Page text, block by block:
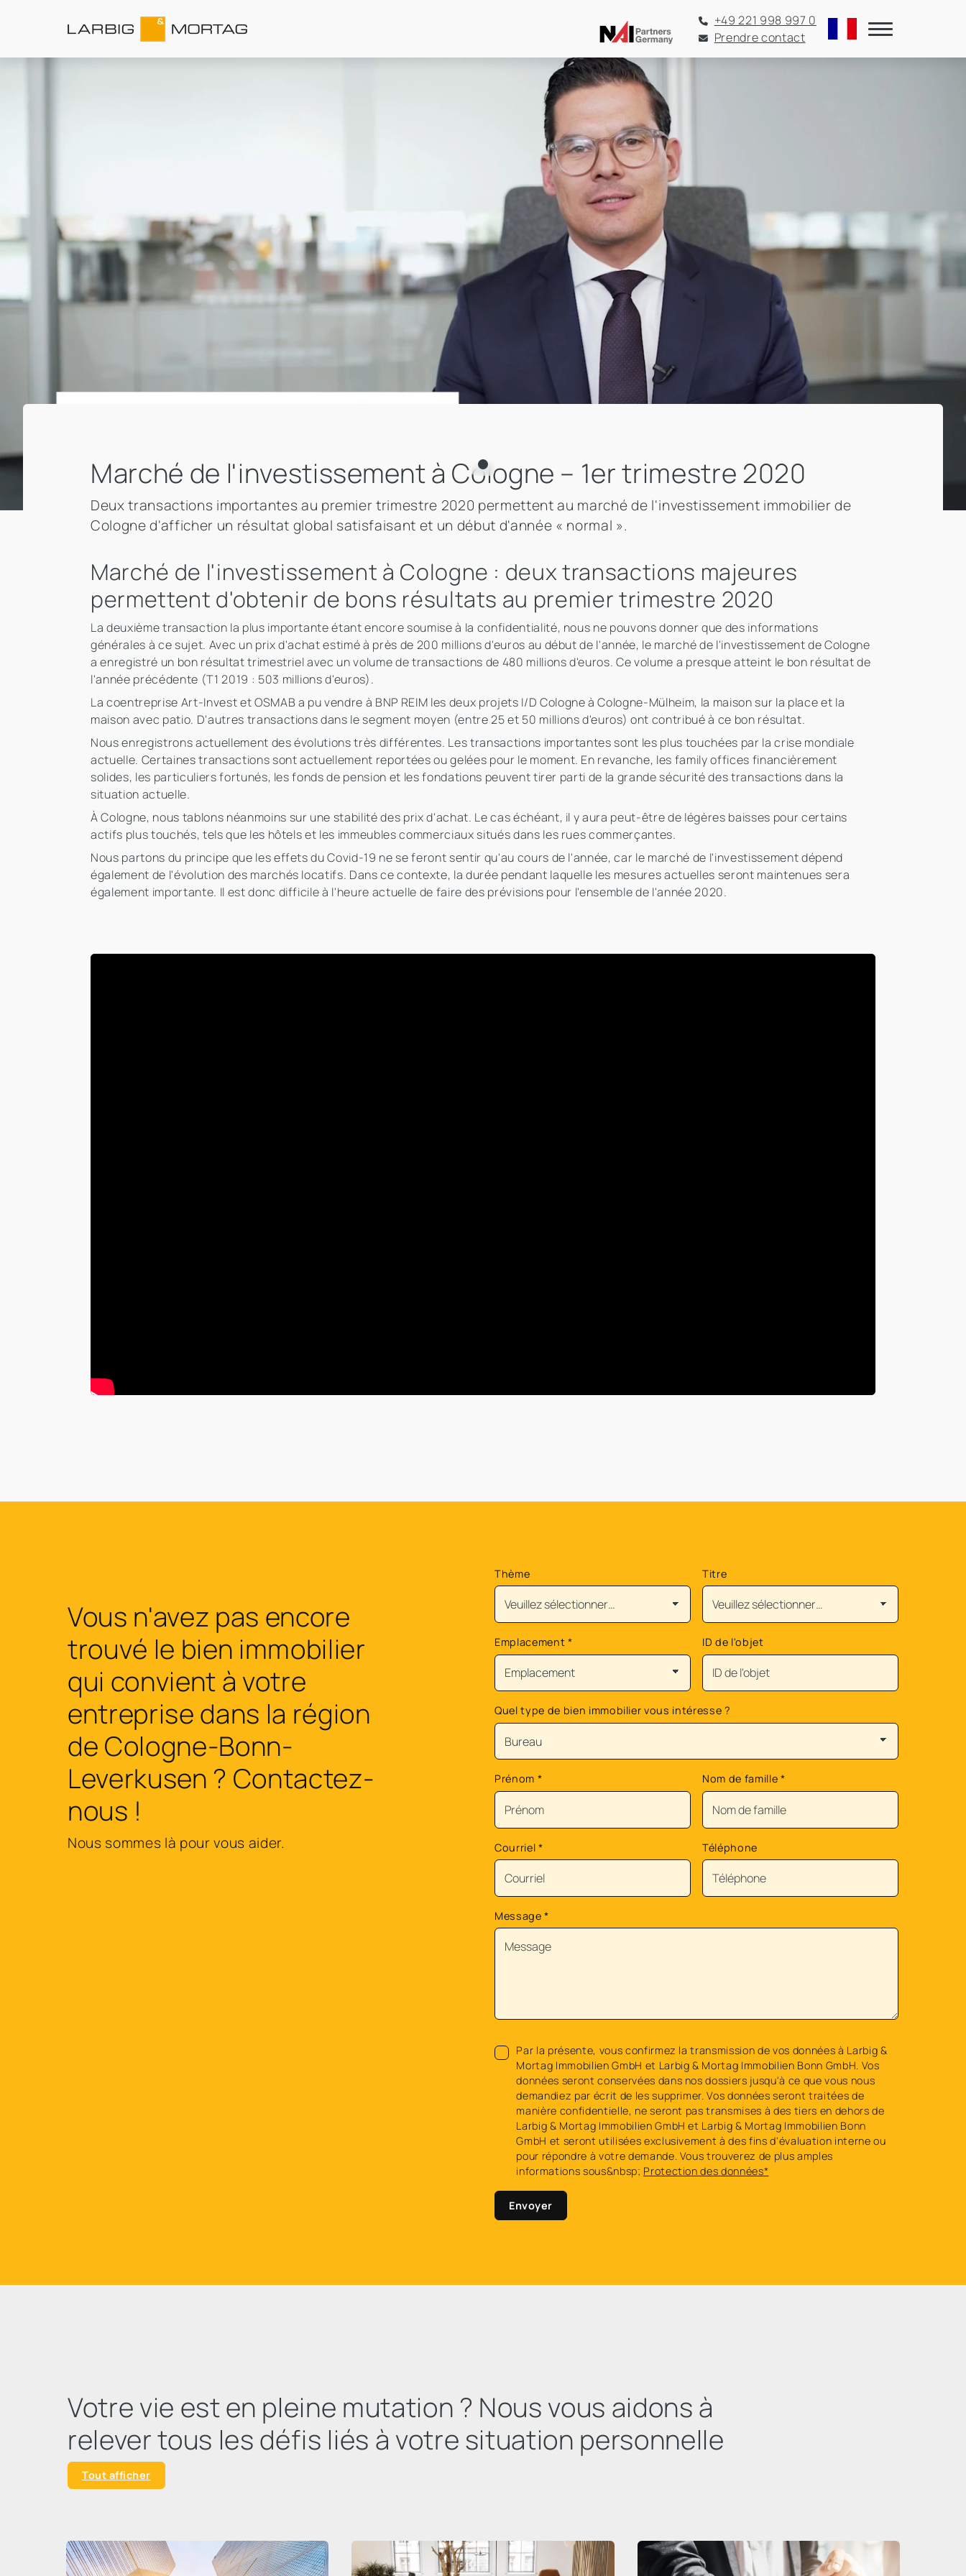
+49 221 998 997 0
Prendre contact
Marché de l'investissement à Cologne – 1er trimestre 2020
Deux transactions importantes au premier trimestre 2020 permettent au marché de l'investissement immobilier de
Cologne d'afficher un résultat global satisfaisant et un début d'année « normal ».
Marché de l'investissement à Cologne : deux transactions majeures
permettent d'obtenir de bons résultats au premier trimestre 2020
La deuxième transaction la plus importante étant encore soumise à la confidentialité, nous ne pouvons donner que des informations
générales à ce sujet. Avec un prix d'achat estimé à près de 200 millions d'euros au début de l'année, le marché de l'investissement de Cologne
a enregistré un bon résultat trimestriel avec un volume de transactions de 480 millions d'euros. Ce volume a presque atteint le bon résultat de
l'année précédente (T1 2019 : 503 millions d'euros).
La coentreprise Art-Invest et OSMAB a pu vendre à BNP REIM les deux projets I/D Cologne à Cologne-Mülheim, la maison sur la place et la
maison avec patio. D'autres transactions dans le segment moyen (entre 25 et 50 millions d'euros) ont contribué à ce bon résultat.
Nous enregistrons actuellement des évolutions très différentes. Les transactions importantes sont les plus touchées par la crise mondiale
actuelle. Certaines transactions sont actuellement reportées ou gelées pour le moment. En revanche, les family offices financièrement
solides, les particuliers fortunés, les fonds de pension et les fondations peuvent tirer parti de la grande sécurité des transactions dans la
situation actuelle.
À Cologne, nous tablons néanmoins sur une stabilité des prix d'achat. Le cas échéant, il y aura peut-être de légères baisses pour certains
actifs plus touchés, tels que les hôtels et les immeubles commerciaux situés dans les rues commerçantes.
Nous partons du principe que les effets du Covid-19 ne se feront sentir qu'au cours de l'année, car le marché de l'investissement dépend
également de l'évolution des marchés locatifs. Dans ce contexte, la durée pendant laquelle les mesures actuelles seront maintenues sera
également importante. Il est donc difficile à l'heure actuelle de faire des prévisions pour l'ensemble de l'année 2020.
Vous n'avez pas encore
trouvé le bien immobilier
qui convient à votre
entreprise dans la région
de Cologne-Bonn-
Leverkusen ? Contactez-
nous !
Nous sommes là pour vous aider.
Thème Titre
Emplacement * ID de l'objet
Quel type de bien immobilier vous intéresse ?
Prénom * Nom de famille *
Courriel * Téléphone
Message*
Par la présente, vous confirmez la transmission de vos données à Larbig &
Mortag Immobilien GmbH et Larbig & Mortag Immobilien Bonn GmbH. Vos
données seront conservées dans nos dossiers jusqu'à ce que vous nous
demandiez par écrit de les supprimer. Vos données seront traitées de
manière confidentielle, ne seront pas transmises à des tiers en dehors de
Larbig & Mortag Immobilien GmbH et Larbig & Mortag Immobilien Bonn
GmbH et seront utilisées exclusivement à des fins d'évaluation interne ou
pour répondre à votre demande. Vous trouverez de plus amples
informations sous&nbsp; Protection des données*
Envoyer
Votre vie est en pleine mutation ? Nous vous aidons à
relever tous les défis liés à votre situation personnelle
Tout afficher